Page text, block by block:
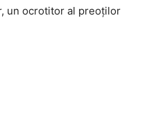
un ocrotitor al preoţilor